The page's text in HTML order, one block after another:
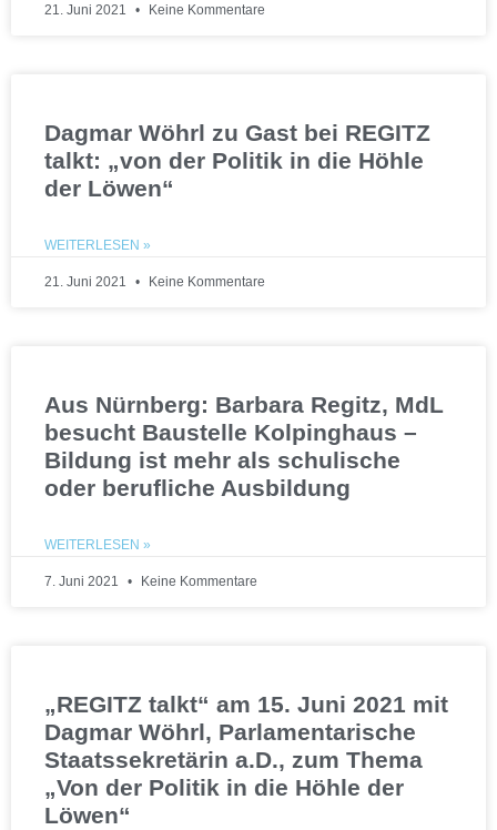
21. Juni 2021 Keine Kommentare
Dagmar Wöhrl zu Gast bei REGITZ
talkt: „von der Politik in die Höhle
der Löwen“
WEITERLESEN »
21. Juni 2021 Keine Kommentare
Aus Nürnberg: Barbara Regitz, MdL
besucht Baustelle Kolpinghaus –
Bildung ist mehr als schulische
oder berufliche Ausbildung
WEITERLESEN »
7. Juni 2021 Keine Kommentare
„REGITZ talkt“ am 15. Juni 2021 mit
Dagmar Wöhrl, Parlamentarische
Staatssekretärin a.D., zum Thema
„Von der Politik in die Höhle der
Löwen“